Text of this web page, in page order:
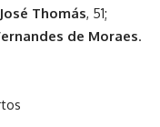
José Thomás, 51;
de Moraes.